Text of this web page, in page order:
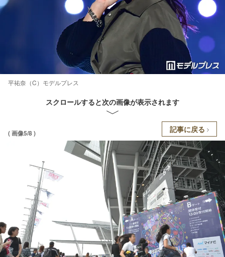
平祐奈（C）モデルプレス
スクロールすると次の画像が表示されます
( 画像5/8 ) 記事に戻る